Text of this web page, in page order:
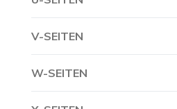
V-SEITEN
W-SEITEN